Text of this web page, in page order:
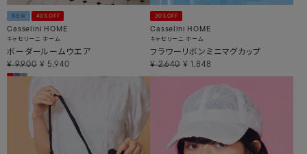
NEW 40%OFF
Casselini HOME
キャセリーニ ホーム
ボーダールームウエア
¥ 9,900 ¥ 5,940
30%OFF
Casselini HOME
キャセリーニ ホーム
フラワーリボンミニマグカップ
¥ 2,640 ¥ 1,848